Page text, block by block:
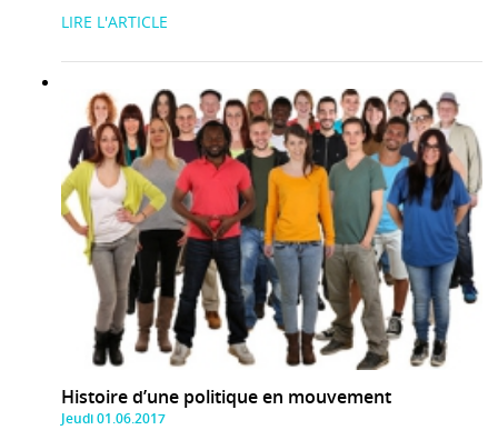
LIRE L'ARTICLE
Histoire d’une politique en mouvement
Jeudi 01.06.2017